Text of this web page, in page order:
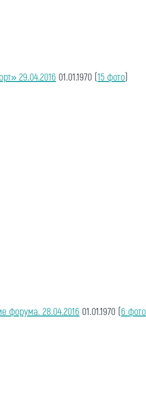
29.04.2016 01.01.1970 (15 фото)
форума. 28.04.2016 01.01.1970 (6 фото